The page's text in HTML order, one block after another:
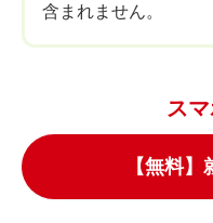
含まれません。
ス
【無料